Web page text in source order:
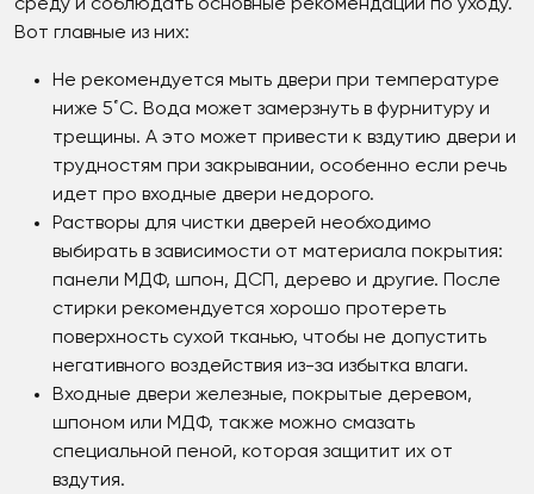
среду и соблюдать основные рекомендации по уходу.
Вот главные из них:
Не рекомендуется мыть двери при температуре
ниже 5˚С. Вода может замерзнуть в фурнитуру и
трещины. А это может привести к вздутию двери и
трудностям при закрывании, особенно если речь
идет про входные двери недорого.
Растворы для чистки дверей необходимо
выбирать в зависимости от материала покрытия:
панели МДФ, шпон, ДСП, дерево и другие. После
стирки рекомендуется хорошо протереть
поверхность сухой тканью, чтобы не допустить
негативного воздействия из-за избытка влаги.
Входные двери железные, покрытые деревом,
шпоном или МДФ, также можно смазать
специальной пеной, которая защитит их от
вздутия.